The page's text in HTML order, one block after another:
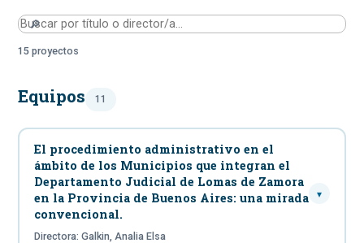
🔎
15 proyectos
Equipos 11
El procedimiento administrativo en el
ámbito de los Municipios que integran el
Departamento Judicial de Lomas de Zamora
en la Provincia de Buenos Aires: una mirada
convencional.
Directora: Galkin, Analia Elsa
▾